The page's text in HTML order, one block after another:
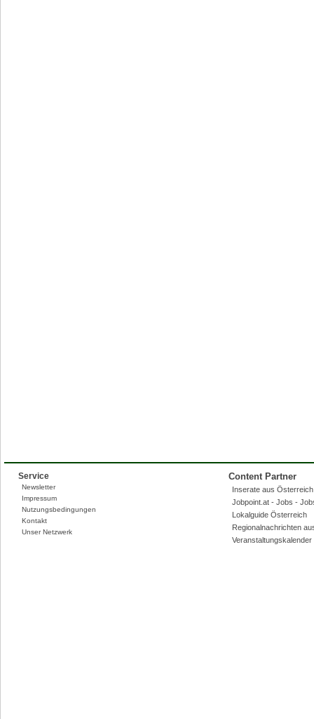
Service
Newsletter
Impressum
Nutzungsbedingungen
Kontakt
Unser Netzwerk
Content Partner
Inserate aus
Jobpoint.at - Jobs -
Lokalguide Österreich
Regionalnachrichten